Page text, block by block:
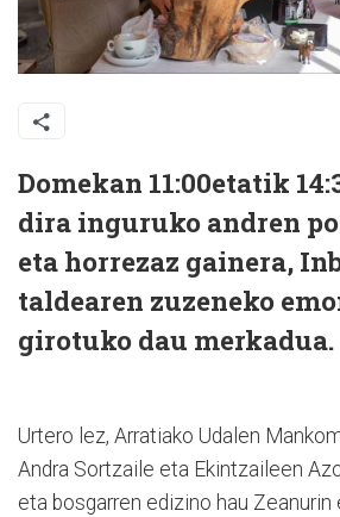
Domekan 11:00etatik
dira inguruko andren
eta horrezaz gainera,
taldearen zuzeneko
girotuko dau merkadua.
Urtero lez, Arratiako Udalen
Andra Sortzaile eta Ekintzaileen
eta bosgarren edizino hau Zeanurin